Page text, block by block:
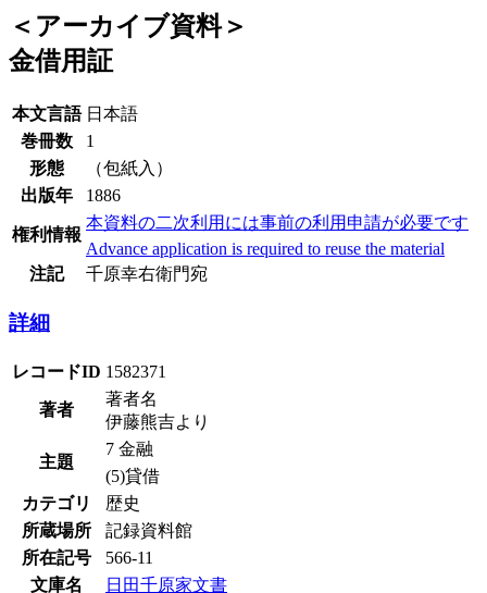
＜アーカイブ資料＞
金借用証
本文言語 日本語
巻冊数
1
形態
（包紙入）
出版年
1886
権利情報
本資料の二次利用には事前の利用申請が必要です
Advance application is required to reuse the material
注記
千原幸右衛門宛
詳細
レコードID 1582371
著者
著者名
伊藤熊吉より
主題
7 金融
(5)貸借
カテゴリ
歴史
所蔵場所
記録資料館
所在記号
566-11
文庫名
日田千原家文書